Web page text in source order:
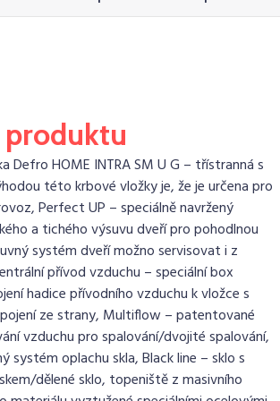
produktu
Defro HOME INTRA SM U G – třístranná s
této krbové vložky je, že je určena pro
Perfect UP – speciálně navržený
a tichého výsuvu dveří pro pohodlnou
systém dveří možno servisovat i z
přívod vzduchu – speciální box
hadice přívodního vzduchu k vložce s
ze strany, Multiflow – patentované
vzduchu pro spalování/dvojité spalování,
systém oplachu skla, Black line – sklo s
dělené sklo, topeniště z masivního